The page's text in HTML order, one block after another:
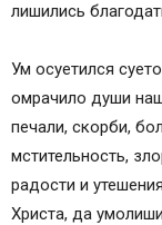
лишились
Ум осуетился
омрачило души
печали, скорби,
мстительность,
радости и
Христа, да